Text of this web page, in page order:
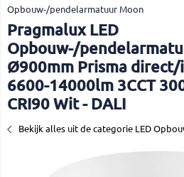
Opbouw-/pendelarmatuur Moon
Pragmalux LED
Opbouw-/
Ø900mm Prisma
6600-14000lm 3CCT
CRI90 Wit - DALI
Bekijk alles uit de categorie LED